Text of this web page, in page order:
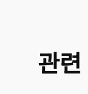
관